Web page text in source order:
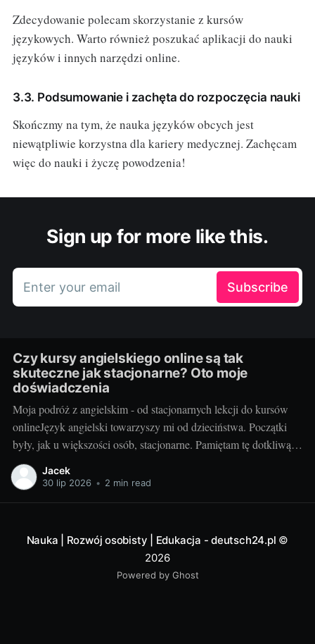
Zdecydowanie polecam skorzystanie z kursów
językowych. Warto również poszukać aplikacji do nauki
języków i innych narzędzi online.
3.3. Podsumowanie i zachęta do rozpoczęcia nauki
Skończmy na tym, że nauka języków obcych jest
niewątpliwie korzystna dla kariery medycznej. Zachęcam
więc do nauki i życzę powodzenia!
Sign up for more like this.
Enter your email Subscribe
Czy kursy angielskiego online są tak
skuteczne jak stacjonarne? Oto moje
doświadczenia
Moja podróż z angielskim - od stacjonarnych lekcji do kursów
onlineJęzyk angielski towarzyszy mi od dzieciństwa. Początki
były, jak u większości osób, stacjonarne. Pamiętam tę dotkliwą
niechęć do porannego wstawania, pendolowania do szkoły i
powrotów w gorszym nastroju, niż w momencie wyjścia.
Jacek
30 lip 2026 • 2 min read
Nauka | Rozwój osobisty | Edukacja - deutsch24.pl ©
2026
Powered by Ghost